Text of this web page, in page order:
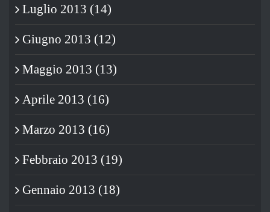
Luglio 2013 (14)
Giugno 2013 (12)
Maggio 2013 (13)
Aprile 2013 (16)
Marzo 2013 (16)
Febbraio 2013 (19)
Gennaio 2013 (18)